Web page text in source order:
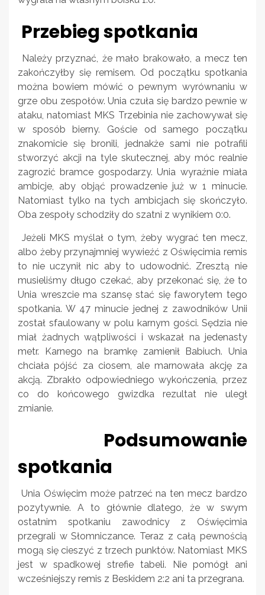
Przebieg spotkania
Należy przyznać, że mało brakowało, a mecz ten
zakończyłby się remisem. Od początku spotkania
można bowiem mówić o pewnym wyrównaniu w
grze obu zespołów. Unia czuła się bardzo pewnie w
ataku, natomiast MKS Trzebinia nie zachowywał się
w sposób bierny. Goście od samego początku
znakomicie się bronili, jednakże sami nie potrafili
stworzyć akcji na tyle skutecznej, aby móc realnie
zagrozić bramce gospodarzy. Unia wyraźnie miała
ambicje, aby objąć prowadzenie już w 1 minucie.
Natomiast tylko na tych ambicjach się skończyło.
Oba zespoły schodziły do szatni z wynikiem 0:0.
Jeżeli MKS myślał o tym, żeby wygrać ten mecz,
albo żeby przynajmniej wywieźć z Oświęcimia remis
to nie uczynił nic aby to udowodnić. Zresztą nie
musieliśmy długo czekać, aby przekonać się, że to
Unia wreszcie ma szansę stać się faworytem tego
spotkania. W 47 minucie jednej z zawodników Unii
został sfaulowany w polu karnym gości. Sędzia nie
miał żadnych wątpliwości i wskazał na jedenasty
metr. Karnego na bramkę zamienił Babiuch. Unia
chciała pójść za ciosem, ale marnowała akcję za
akcją. Zbrakło odpowiedniego wykończenia, przez
co do końcowego gwizdka rezultat nie uległ
zmianie.
Podsumowanie
spotkania
Unia Oświęcim może patrzeć na ten mecz bardzo
pozytywnie. A to głównie dlatego, że w swym
ostatnim spotkaniu zawodnicy z Oświęcimia
przegrali w Słomniczance. Teraz z całą pewnością
mogą się cieszyć z trzech punktów. Natomiast MKS
jest w spadkowej strefie tabeli. Nie pomógł ani
wcześniejszy remis z Beskidem 2:2 ani ta przegrana.